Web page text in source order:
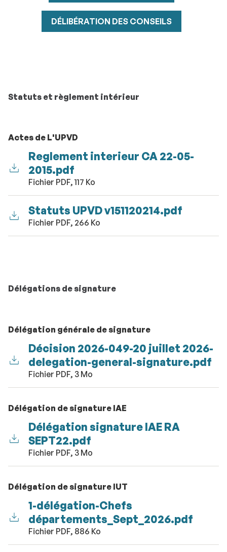
DÉLIBÉRATION DES CONSEILS
Statuts et règlement intérieur
Actes de L'UPVD
Reglement interieur CA 22-05-
2015.pdf
Fichier PDF, 117 Ko
Statuts UPVD v151120214.pdf
Fichier PDF, 266 Ko
Délégations de signature
Délégation générale de signature
Décision 2026-049-20 juillet 2026-
delegation-general-signature.pdf
Fichier PDF, 3 Mo
Délégation de signature IAE
Délégation signature IAE RA
SEPT22.pdf
Fichier PDF, 3 Mo
Délégation de signature IUT
1-délégation-Chefs
départements_Sept_2026.pdf
Fichier PDF, 886 Ko